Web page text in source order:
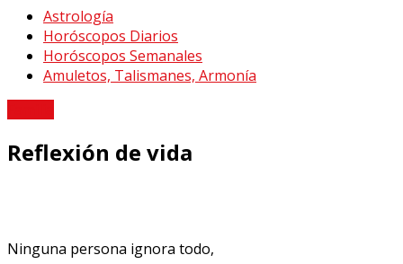
Astrología
Horóscopos Diarios
Horóscopos Semanales
Amuletos, Talismanes, Armonía
Reflexión de vida
Ninguna persona ignora todo,